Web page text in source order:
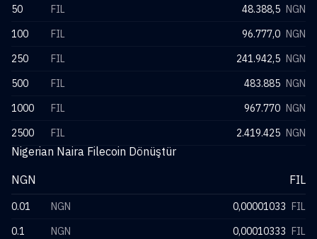
50
FIL 48.388,5 NGN
100
FIL 96.777,0 NGN
250
FIL 241.942,5 NGN
500
FIL 483.885 NGN
1000
FIL 967.770 NGN
2500
FIL 2.419.425 NGN
Nigerian Naira Filecoin Dönüştür
NGN
FIL
0.01 NGN 0,00001033 FIL
0.1
NGN 0,00010333 FIL